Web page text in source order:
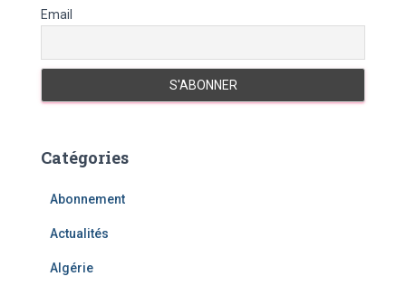
Email
Catégories
Abonnement
Actualités
Algérie